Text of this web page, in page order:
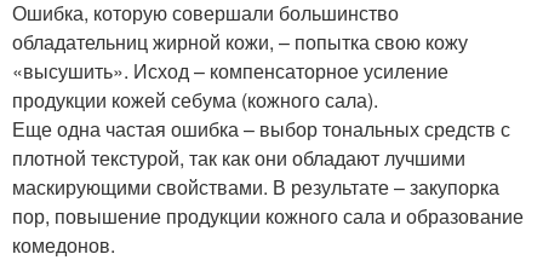
Ошибка, которую совершали большинство
обладательниц жирной кожи, – попытка свою кожу
«высушить». Исход – компенсаторное усиление
продукции кожей себума (кожного сала).
Еще одна частая ошибка – выбор тональных средств с
плотной текстурой, так как они обладают лучшими
маскирующими свойствами. В результате – закупорка
пор, повышение продукции кожного сала и образование
комедонов.